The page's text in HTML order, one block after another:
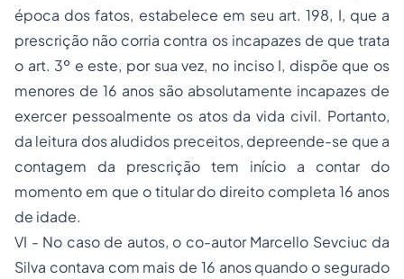
época dos fatos, estabelece em seu art. 198, I, que a
prescrição não corria contra os incapazes de que trata
o art. 3º e este, por sua vez, no inciso I, dispõe que os
menores de 16 anos são absolutamente incapazes de
exercer pessoalmente os atos da vida civil. Portanto,
da leitura dos aludidos preceitos, depreende-se que a
contagem da prescrição tem início a contar do
momento em que o titular do direito completa 16 anos
de idade.
VI - No caso de autos, o co-autor Marcello Sevciuc da
Silva contava com mais de 16 anos quando o segurado